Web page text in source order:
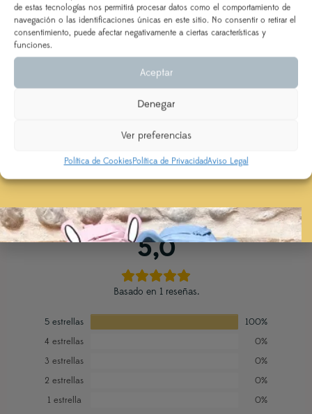
de estas tecnologías nos permitirá procesar datos como el comportamiento de
navegación o las identificaciones únicas en este sitio. No consentir o retirar el
consentimiento, puede afectar negativamente a ciertas características y
funciones.
Aceptar
Denegar
Ver preferencias
Política de CookiesPolítica de PrivacidadAviso Legal
Observaciones
AÑADIR AL CARRITO
CUMPLEAÑOS Y CUBREPAÑAL VICHY
5,0
Basado en 1 reseñas.
5 estrellas
100%
4 estrellas
0%
3 estrellas
0%
2 estrellas
0%
1 estrella
0%
DEL 3 AL 21 DE AGOSTO
Los pedidos realizados a partir del 28 de julio
saldrán,
según orden de entrada y tiempo de procesamiento
(indicado en la descripción del producto), a partir del
24 de agosto.
Se priorizarán aquellos realizados con ENVÍO